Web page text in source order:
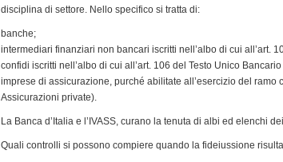
disciplina di settore. Nello specifico si tratta di:
banche;
intermediari finanziari non bancari iscritti nell’albo di cui all’art.
confidi iscritti nell’albo di cui all’art. 106 del Testo Unico
imprese di assicurazione, purché abilitate all’esercizio del
Assicurazioni private).
La Banca d’Italia e l’IVASS, curano la tenuta di albi ed elenchi
Quali controlli si possono compiere quando la fideiussione